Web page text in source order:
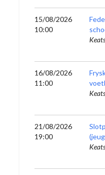
15/08/2026
10:00
16/08/2026
11:00
21/08/2026
19:00